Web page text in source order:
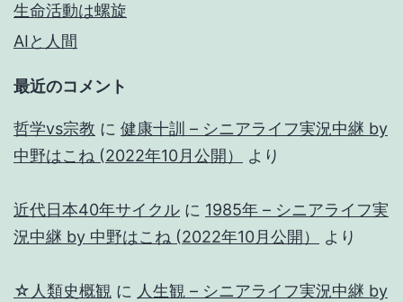
生命活動は螺旋
AIと人間
最近のコメント
哲学vs宗教 に 健康十訓 – シニアライフ実況中継 by
中野はこね (2022年10月公開）
より
近代日本40年サイクル に 1985年 – シニアライフ実
況中継 by 中野はこね (2022年10月公開）
より
☆人類史概観 に 人生観 – シニアライフ実況中継 by